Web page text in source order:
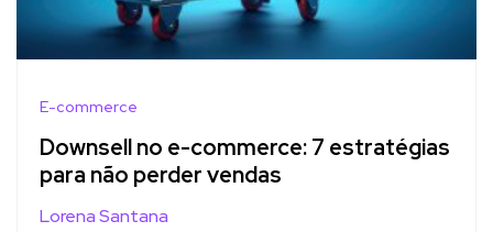
E-commerce
Downsell no e-commerce: 7 estratégias
para não perder vendas
Lorena Santana